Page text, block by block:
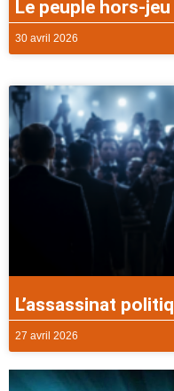
Le peuple hors-jeu
30 avril 2026
L’assassinat
27 avril 2026